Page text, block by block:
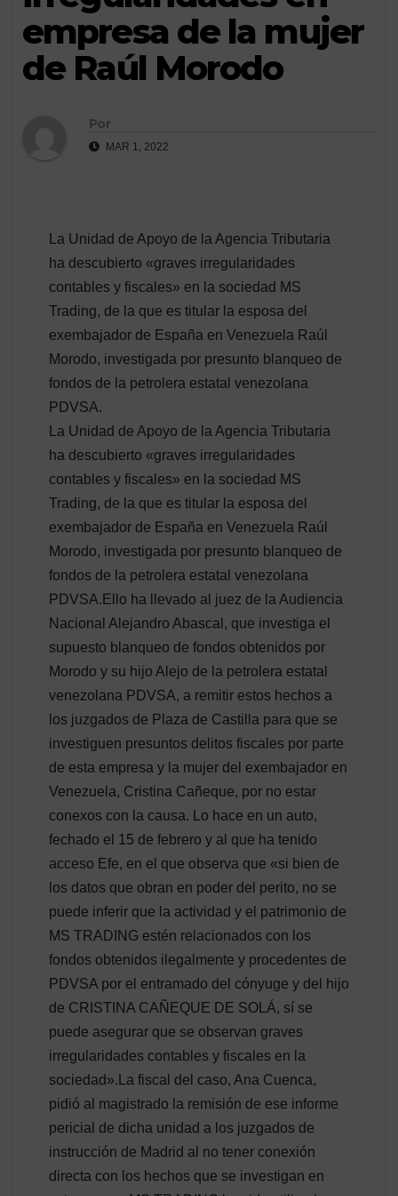
empresa de la mujer
de Raúl Morodo
Por
MAR 1, 2022
La Unidad de Apoyo de la Agencia Tributaria
ha descubierto «graves irregularidades
contables y fiscales» en la sociedad MS
Trading, de la que es titular la esposa del
exembajador de España en Venezuela Raúl
Morodo, investigada por presunto blanqueo de
fondos de la petrolera estatal venezolana
PDVSA.
La Unidad de Apoyo de la Agencia Tributaria
ha descubierto «graves irregularidades
contables y fiscales» en la sociedad MS
Trading, de la que es titular la esposa del
exembajador de España en Venezuela Raúl
Morodo, investigada por presunto blanqueo de
fondos de la petrolera estatal venezolana
PDVSA.Ello ha llevado al juez de la Audiencia
Nacional Alejandro Abascal, que investiga el
supuesto blanqueo de fondos obtenidos por
Morodo y su hijo Alejo de la petrolera estatal
venezolana PDVSA, a remitir estos hechos a
los juzgados de Plaza de Castilla para que se
investiguen presuntos delitos fiscales por parte
de esta empresa y la mujer del exembajador en
Venezuela, Cristina Cañeque, por no estar
conexos con la causa. Lo hace en un auto,
fechado el 15 de febrero y al que ha tenido
acceso Efe, en el que observa que «si bien de
los datos que obran en poder del perito, no se
puede inferir que la actividad y el patrimonio de
MS TRADING estén relacionados con los
fondos obtenidos ilegalmente y procedentes de
PDVSA por el entramado del cónyuge y del hijo
de CRISTINA CAÑEQUE DE SOLÁ, sí se
puede asegurar que se observan graves
irregularidades contables y fiscales en la
sociedad».La fiscal del caso, Ana Cuenca,
pidió al magistrado la remisión de ese informe
pericial de dicha unidad a los juzgados de
instrucción de Madrid al no tener conexión
directa con los hechos que se investigan en